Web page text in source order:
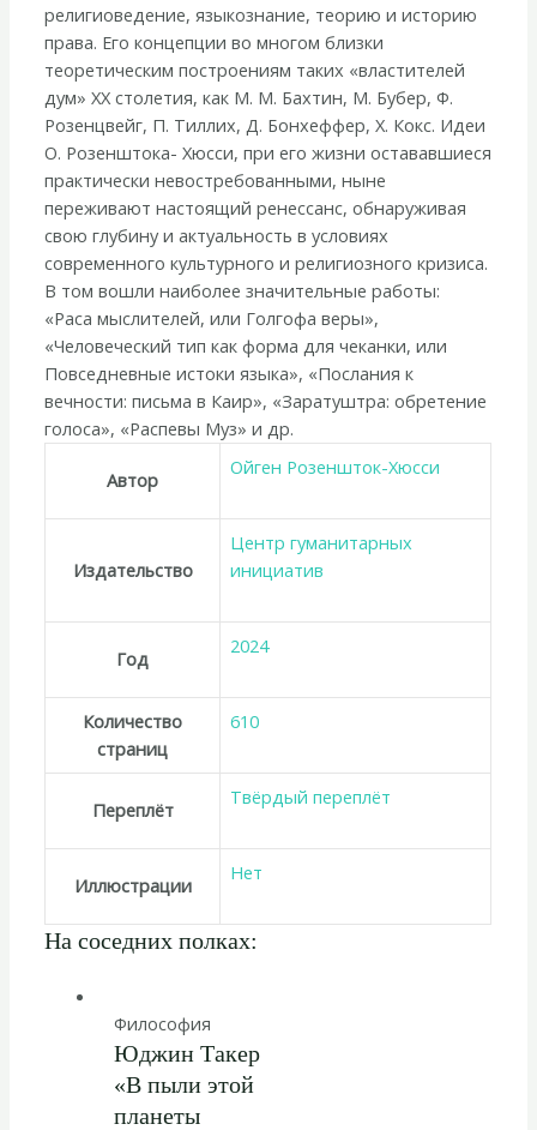
религиоведение, языкознание, теорию и историю
права. Его концепции во многом близки
теоретическим построениям таких «властителей
дум» XX столетия, как М. М. Бахтин, М. Бубер, Ф.
Розенцвейг, П. Тиллих, Д. Бонхеффер, Х. Кокс. Идеи
О. Розенштока- Хюсси, при его жизни остававшиеся
практически невостребованными, ныне
переживают настоящий ренессанс, обнаруживая
свою глубину и актуальность в условиях
современного культурного и религиозного кризиса.
В том вошли наиболее значительные работы:
«Раса мыслителей, или Голгофа веры»,
«Человеческий тип как форма для чеканки, или
Повседневные истоки языка», «Послания к
вечности: письма в Каир», «Заратуштра: обретение
голоса», «Распевы Муз» и др.
Автор
Ойген Розеншток-Хюсси
Издательство
Центр гуманитарных
инициатив
Год
2024
Количество
страниц
610
Переплёт
Твёрдый переплёт
Иллюстрации
Нет
На соседних полках:
Философия
Юджин Такер
«В пыли этой
планеты